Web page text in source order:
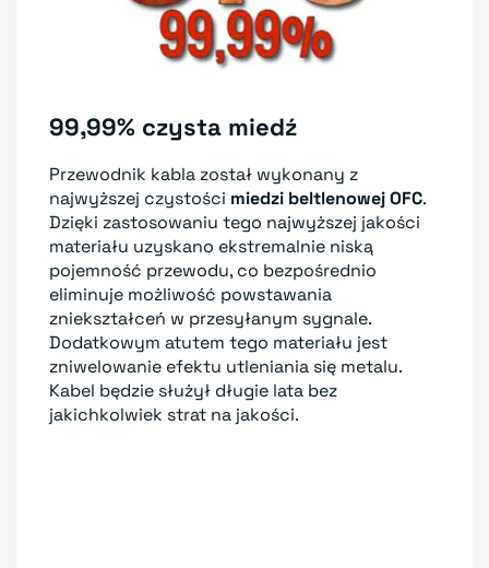
99,99% czysta miedź
Przewodnik kabla został wykonany z
najwyższej czystości miedzi beltlenowej OFC.
Dzięki zastosowaniu tego najwyższej jakości
materiału uzyskano ekstremalnie niską
pojemność przewodu, co bezpośrednio
eliminuje możliwość powstawania
zniekształceń w przesyłanym sygnale.
Dodatkowym atutem tego materiału jest
zniwelowanie efektu utleniania się metalu.
Kabel będzie służył długie lata bez
jakichkolwiek strat na jakości.